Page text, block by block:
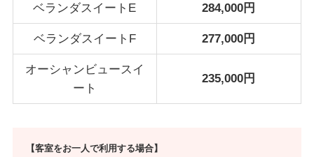
ベランダスイートE 284,000円
ベランダスイートF 277,000円
オーシャンビュースイ
ート
235,000円
【客室をお一人で利用する場合】